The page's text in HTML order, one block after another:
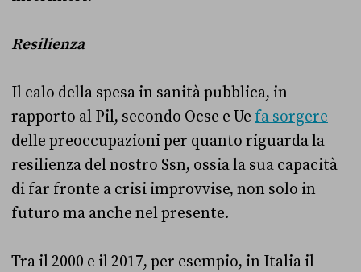
Resilienza
Il calo della spesa in sanità pubblica, in
rapporto al Pil, secondo Ocse e Ue fa sorgere
delle preoccupazioni per quanto riguarda la
resilienza del nostro Ssn, ossia la sua capacità
di far fronte a crisi improvvise, non solo in
futuro ma anche nel presente.
Tra il 2000 e il 2017, per esempio, in Italia il